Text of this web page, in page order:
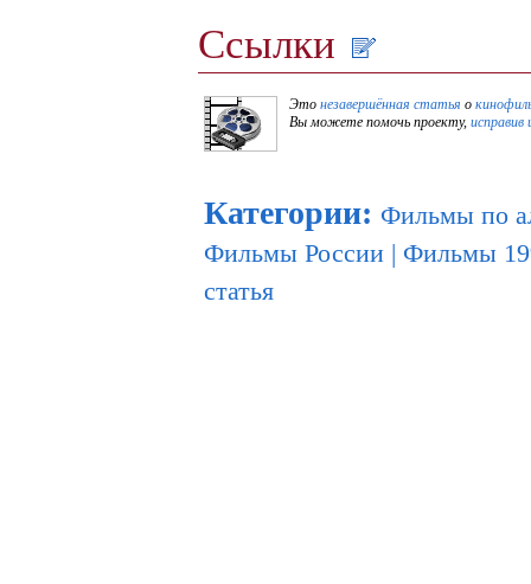
Ссылки
Это незавершённая статья о
Вы можете помочь проекту, исправив
Категории: Фильмы по
Фильмы России | Фильмы
статья